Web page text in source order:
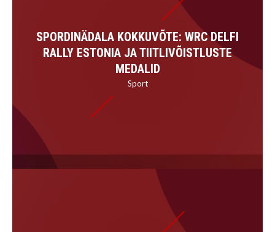
SPORDINÄDALA KOKKUVÕTE: WRC DELFI
RALLY ESTONIA JA TIITLIVÕISTLUSTE
MEDALID
Sport